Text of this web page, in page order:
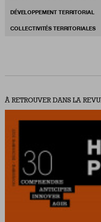
DÉVELOPPEMENT TERRITORIAL
COLLECTIVITÉS TERRITORIALES
À RETROUVER DANS LA